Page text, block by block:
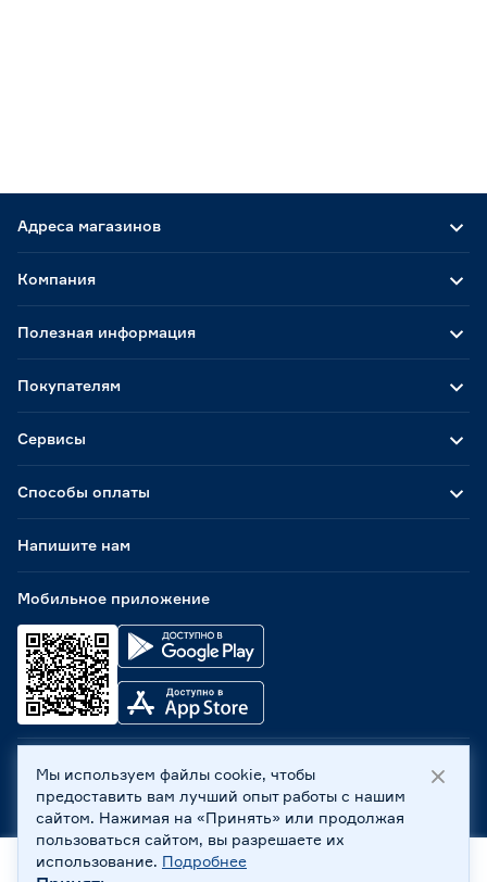
Адреса магазинов
Способы оплаты
Мобильное приложение
Компания
Полезная информация
Покупателям
Сервисы
Напишите нам
ООО «Бауцентр Рус» 2004 -2026, 236029, г. Калининград,
ул. А.Невского, 205. ИНН 7702596813, КПП 390601001 ©
Все права защищены
Политика обработки персональных данных
Правовая информация
Мы используем файлы cookie, чтобы
предоставить вам лучший опыт работы с нашим
сайтом. Нажимая на «Принять» или продолжая
пользоваться сайтом, вы разрешаете их
использование. Подробнее